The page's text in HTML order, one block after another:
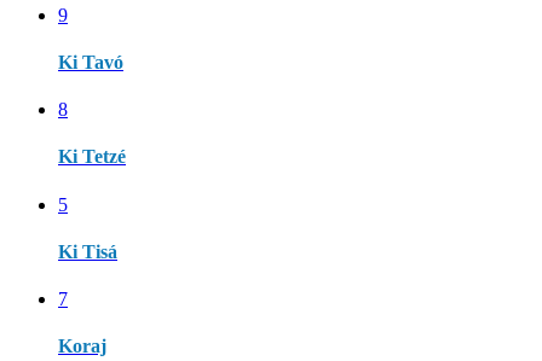
9
Ki Tavó
8
Ki Tetzé
5
Ki Tisá
7
Koraj